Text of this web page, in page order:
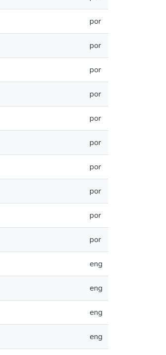
por
por
por
por
por
por
por
por
por
por
eng
eng
eng
eng